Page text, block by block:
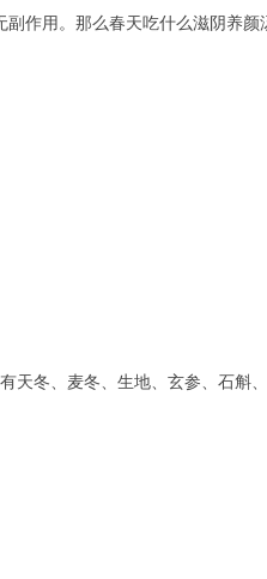
作用。那么春天吃什么滋阴养颜
天冬、麦冬、生地、玄参、石斛